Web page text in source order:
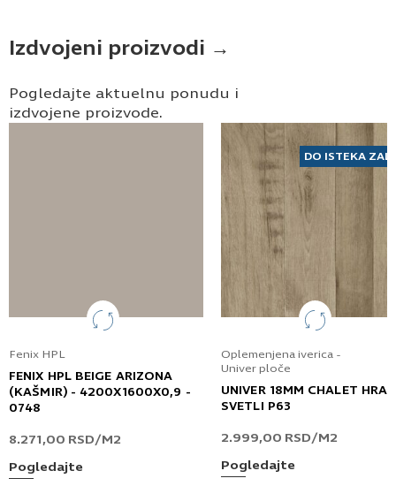
Izdvojeni proizvodi →
Pogledajte aktuelnu ponudu i
izdvojene proizvode.
Fenix HPL
FENIX HPL BEIGE ARIZONA
(KAŠMIR) - 4200X1600X0,9 -
0748
8.271,00 RSD/M2
Pogledajte
DO ISTEKA
Oplemenjena iverica -
Univer ploče
UNIVER 18MM CHALET
SVETLI P63
2.999,00 RSD/M2
Pogledajte